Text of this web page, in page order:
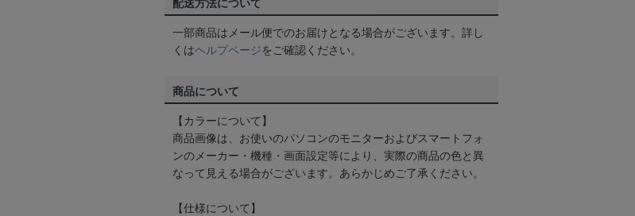
配送方法について
一部商品はメール便でのお届けとなる場合がございます。詳し
くはヘルプページをご確認ください。
商品について
【カラーについて】
商品画像は、お使いのパソコンのモニターおよびスマートフォ
ンのメーカー・機種・画面設定等により、実際の商品の色と異
なって見える場合がございます。あらかじめご了承ください。
【仕様について】